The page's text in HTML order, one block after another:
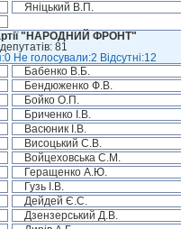
Яніцький В.П.
"НАРОДНИЙ ФРОНТ"
депутатів: 81
Не голосували:2 Відсутні:12
Бабенко В.Б.
Бендюженко Ф.В.
Бойко О.П.
Бриченко І.В.
Васюник І.В.
Висоцький С.В.
Войцеховська С.М.
Геращенко А.Ю.
Гузь І.В.
Дейдей Є.С.
Дзензерський Д.В.